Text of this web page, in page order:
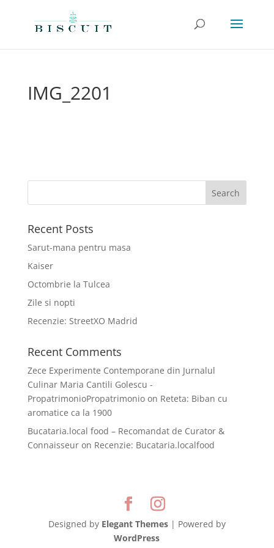
IMG_2201
Recent Posts
Sarut-mana pentru masa
Kaiser
Octombrie la Tulcea
Zile si nopti
Recenzie: StreetXO Madrid
Recent Comments
Zece Experimente Contemporane din Jurnalul
Culinar Maria Cantili Golescu -
PropatrimonioPropatrimonioon Reteta: Biban cu
aromatice ca la 1900
Bucataria.local food – Recomandat de Curator &
Connaisseuron Recenzie: Bucataria.localfood
Designed by Elegant Themes| Powered by
WordPress